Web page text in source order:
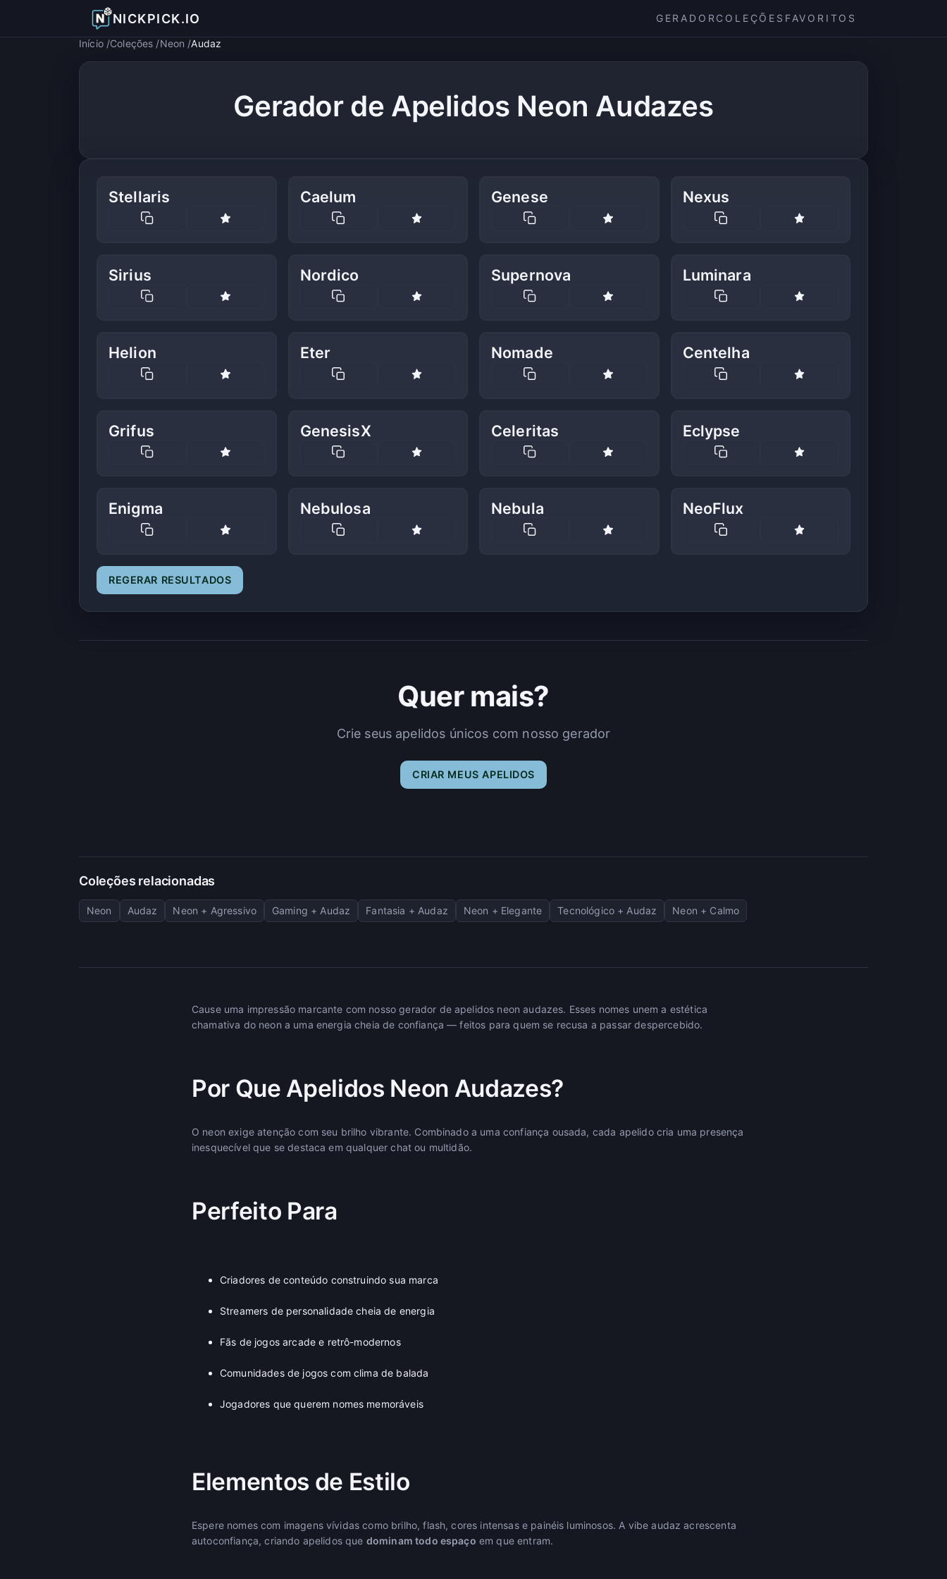
NICKPICK.IO GERADOR COLEÇÕES FAVORITOS
Início Coleções Neon Audaz
Gerador de Apelidos Neon Audazes
Stellaris Caelum Genese Nexus
Sirius Nordico Supernova Luminara
Helion Eter Nomade Centelha
Grifus GenesisX Celeritas Eclypse
Enigma Nebulosa Nebula NeoFlux
REGERAR RESULTADOS
Quer mais?
Crie seus apelidos únicos com nosso gerador
CRIAR MEUS APELIDOS
Coleções relacionadas
Neon Audaz Neon + Agressivo Gaming + Audaz Fantasia + Audaz Neon + Elegante Tecnológico + Audaz Neon + Calmo
Cause uma impressão marcante com nosso gerador de apelidos neon audazes. Esses nomes unem a estética
chamativa do neon a uma energia cheia de confiança — feitos para quem se recusa a passar despercebido.
Por Que Apelidos Neon Audazes?
O neon exige atenção com seu brilho vibrante. Combinado a uma confiança ousada, cada apelido cria uma presença
inesquecível que se destaca em qualquer chat ou multidão.
Perfeito Para
Criadores de conteúdo construindo sua marca
Streamers de personalidade cheia de energia
Fãs de jogos arcade e retrô-modernos
Comunidades de jogos com clima de balada
Jogadores que querem nomes memoráveis
Elementos de Estilo
Espere nomes com imagens vívidas como brilho, flash, cores intensas e painéis luminosos. A vibe audaz acrescenta
autoconfiança, criando apelidos que dominam todo espaço em que entram.